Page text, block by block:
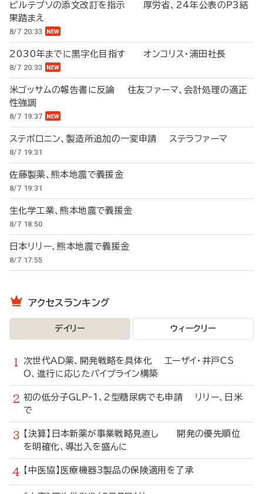
ビルテプソの添文改訂を指示 厚労省、24年公表のP3結
果踏まえ
8/7 20:33
2030年までに黒字化目指す オンコリス・浦田社長
8/7 20:33
米ゴッサムの報告書に反論 住友ファーマ、会計処理の適正
性強調
8/7 19:37
ステボロニン、製造所追加の一変申請 ステラファーマ
8/7 19:31
佐藤製薬、熊本地震で義援金
8/7 19:31
生化学工業、熊本地震で義援金
8/7 18:50
日本リリー、熊本地震で義援金
8/7 17:55
アクセスランキング
デイリー ウィークリー
次世代AD薬、開発戦略を具体化 エーザイ・井戸CS
O、進行に応じたパイプライン構築
初の低分子GLP-1、2型糖尿病でも申請 リリー、日米
で
【決算】日本新薬が事業戦略見直し 開発の優先順位
を明確化、導出入を盛んに
【中医協】医療機器3製品の保険適用を了承